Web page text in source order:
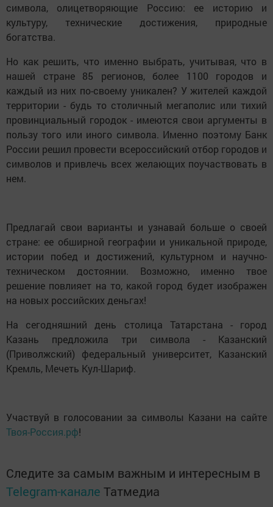
символа, олицетворяющие Россию: ее историю и
культуру, технические достижения, природные
богатства.
Но как решить, что именно выбрать, учитывая, что в
нашей стране 85 регионов, более 1100 городов и
каждый из них по-своему уникален? У жителей каждой
территории - будь то столичный мегаполис или тихий
провинциальный городок - имеются свои аргументы в
пользу того или иного символа. Именно поэтому Банк
России решил провести всероссийский отбор городов и
символов и привлечь всех желающих поучаствовать в
нем.
Предлагай свои варианты и узнавай больше о своей
стране: ее обширной географии и уникальной природе,
истории побед и достижений, культурном и научно-
техническом достоянии. Возможно, именно твое
решение повлияет на то, какой город будет изображен
на новых российских деньгах!
На сегодняшний день столица Татарстана - город
Казань предложила три символа - Казанский
(Приволжский) федеральный университет, Казанский
Кремль, Мечеть Кул-Шариф.
Участвуй в голосовании за символы Казани на сайте
Твоя-Россия.рф!
Следите за самым важным и интересным в
Telegram-канале Татмедиа